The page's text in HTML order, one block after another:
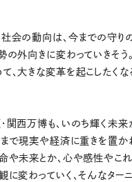
会の動向は、今までの守り
の外向きに変わっていきそう
、大きな変革を起こしたくな
関西万博も、いのち輝く未来
まで現実や経済に重きを置
や未来とか、心や感性やこ
に変わっていく、そんなター